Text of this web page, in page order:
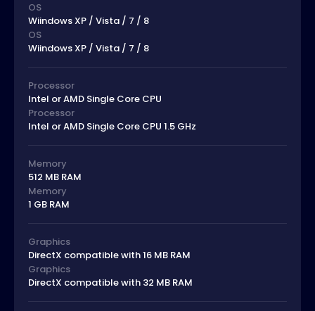
OS
Wiindows XP / Vista / 7 / 8
OS
Wiindows XP / Vista / 7 / 8
Processor
Intel or AMD Single Core CPU
Processor
Intel or AMD Single Core CPU 1.5 GHz
Memory
512 MB RAM
Memory
1 GB RAM
Graphics
DirectX compatible with 16 MB RAM
Graphics
DirectX compatible with 32 MB RAM